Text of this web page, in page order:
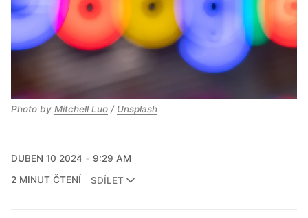
Photo by Mitchell Luo / Unsplash
DUBEN 10 2024
9:29 AM
2 MINUT ČTENÍ
SDÍLET